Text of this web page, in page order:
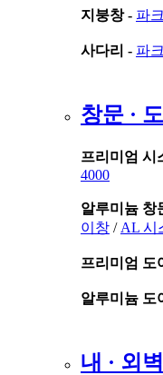
지붕창 - 파
사다리 - 파
창문 ·
프리미엄 시
4000
알루미늄 창
이창 / AL 시
프리미엄 도
알루미늄 도
내 · 외